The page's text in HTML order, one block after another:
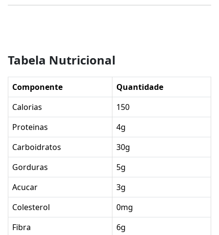
Tabela Nutricional
Componente
Quantidade
Calorias
150
Proteinas
4g
Carboidratos
30g
Gorduras
5g
Acucar
3g
Colesterol
0mg
Fibra
6g